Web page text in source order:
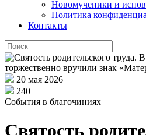
Новомученики и
Политика
Контакты
20 мая 2026
240
События в благочиниях
Святость